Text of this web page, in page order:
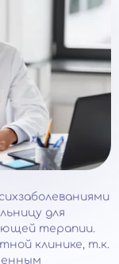
для
терапии.
клинике, т.к.